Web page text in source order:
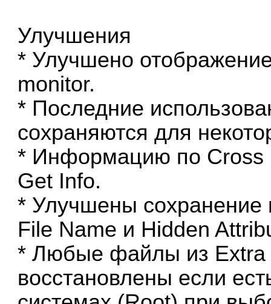
Улучшения
* Улучшено
monitor.
* Последние
сохраняются для
* Информацию по Cross
Get Info.
* Улучшены сохранение
File Name и Hidden
* Любые файлы из Extra
восстановлены если